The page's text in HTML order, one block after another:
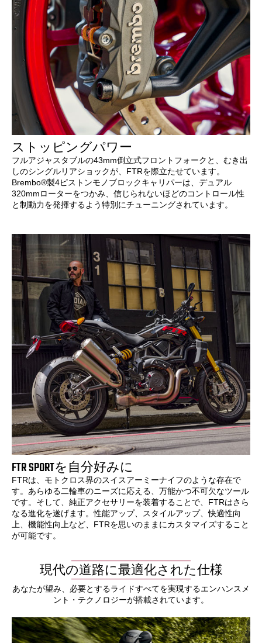
ストッピングパワー
フルアジャスタブルの43mm倒立式フロントフォークと、むき出
しのシングルリアショックが、FTRを際立たせています。
Brembo®製4ピストンモノブロックキャリパーは、デュアル
320mmローターをつかみ、信じられないほどのコントロール性
と制動力を発揮するよう特別にチューニングされています。
FTR SPORTを自分好みに
FTRは、モトクロス界のスイスアーミーナイフのような存在で
す。あらゆる二輪車のニーズに応える、万能かつ不可欠なツール
です。そして、純正アクセサリーを装着することで、FTRはさら
なる進化を遂げます。性能アップ、スタイルアップ、快適性向
上、機能性向上など、FTRを思いのままにカスタマイズすること
が可能です。
現代の道路に最適化された仕様
あなたが望み、必要とするライドすべてを実現するエンハンスメ
ント・テクノロジーが搭載されています。